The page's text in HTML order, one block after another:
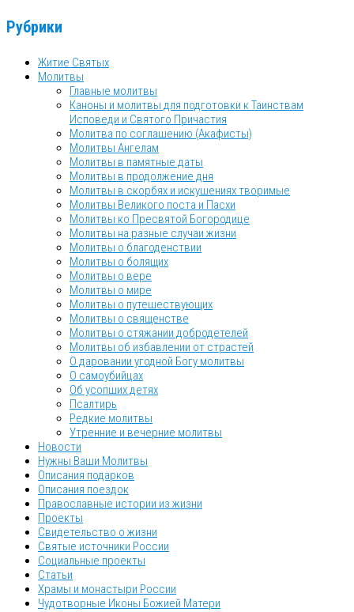
Рубрики
Житие Святых
Молитвы
Главные молитвы
Каноны и молитвы для подготовки к Таинствам
Исповеди и Святого Причастия
Молитва по соглашению (Акафисты)
Молитвы Ангелам
Молитвы в памятные даты
Молитвы в продолжение дня
Молитвы в скорбях и искушениях творимые
Молитвы Великого поста и Пасхи
Молитвы ко Пресвятой Богородице
Молитвы на разные случаи жизни
Молитвы о благоденствии
Молитвы о болящих
Молитвы о вере
Молитвы о мире
Молитвы о путешествующих
Молитвы о священстве
Молитвы о стяжании добродетелей
Молитвы об избавлении от страстей
О даровании угодной Богу молитвы
О самоубийцах
Об усопших детях
Псалтирь
Редкие молитвы
Утренние и вечерние молитвы
Новости
Нужны Ваши Молитвы
Описания подарков
Описания поездок
Православные истории из жизни
Проекты
Свидетельство о жизни
Святые источники России
Социальные проекты
Статьи
Храмы и монастыри России
Чудотворные Иконы Божией Матери